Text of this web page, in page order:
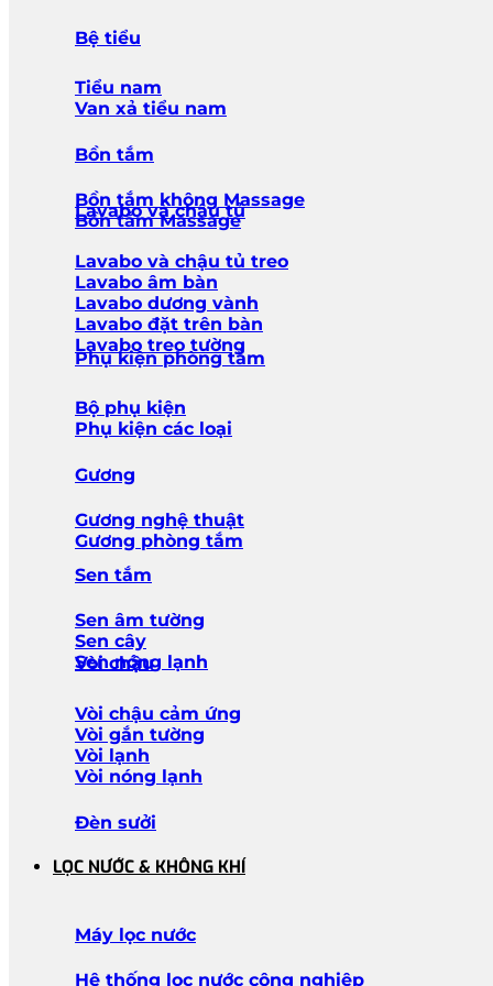
Bệ tiểu
Tiểu nam
Van xả tiểu nam
Bồn tắm
Bồn tắm không Massage
Bồn tắm Massage
Lavabo và chậu tủ
Lavabo và chậu tủ treo
Lavabo âm bàn
Lavabo dương vành
Lavabo đặt trên bàn
Lavabo treo tường
Phụ kiện phòng tắm
Bộ phụ kiện
Phụ kiện các loại
Gương
Gương nghệ thuật
Gương phòng tắm
Sen tắm
Sen âm tường
Sen cây
Sen nóng lạnh
Vòi chậu
Vòi chậu cảm ứng
Vòi gắn tường
Vòi lạnh
Vòi nóng lạnh
Đèn sưởi
LỌC NƯỚC & KHÔNG KHÍ
Máy lọc nước
Hệ thống lọc nước công nghiệp